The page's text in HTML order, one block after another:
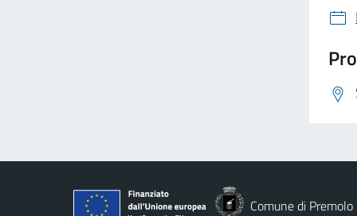
Comune di Premolo